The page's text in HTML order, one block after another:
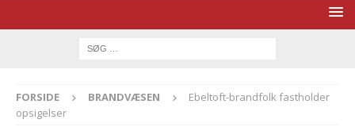
FORSIDE BRANDVÆSEN
Ebeltoft-brandfolk fastholder
opsigelser